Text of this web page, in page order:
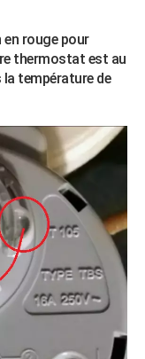
rouge pour
thermostat est au
température de